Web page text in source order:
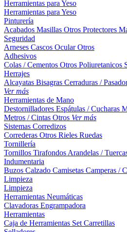
Herramientas para Yeso
Herramientas para Yeso
Pinturería
Acabados Masillas Otros Protectores
Seguridad
Arneses Cascos OcularOtros
Adhesivos
Colas / Cementos Otros Poliuretanicos
Herrajes
Alcayatas Bisagras Cerraduras /
Ver más
Herramientas de Mano
Destornilladores Espátulas / Cucharas
Metros / Cintas Otros Ver más
Sistemas Corredizos
Correderas Otros Rieles Ruedas
Tornillería
Tornillos Tirafondos Arandelas /
Indumentaria
Buzos Calzado Camisetas Camperas /
Limpieza
Limpieza
Herramientas Neumáticas
Clavadoras Engrampadora
Herramientas
Caja de Herramientas Set Carretillas